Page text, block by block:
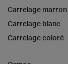
Carrelage marron
Carrelage blanc
Carrelage coloré